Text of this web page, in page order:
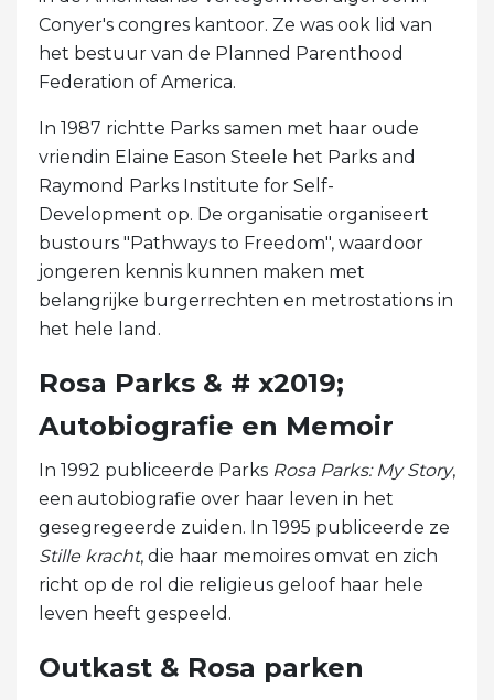
Conyer's congres kantoor. Ze was ook lid van
het bestuur van de Planned Parenthood
Federation of America.
In 1987 richtte Parks samen met haar oude
vriendin Elaine Eason Steele het Parks and
Raymond Parks Institute for Self-
Development op. De organisatie organiseert
bustours "Pathways to Freedom", waardoor
jongeren kennis kunnen maken met
belangrijke burgerrechten en metrostations in
het hele land.
Rosa Parks & # x2019;
Autobiografie en Memoir
In 1992 publiceerde Parks Rosa Parks: My Story,
een autobiografie over haar leven in het
gesegregeerde zuiden. In 1995 publiceerde ze
Stille kracht, die haar memoires omvat en zich
richt op de rol die religieus geloof haar hele
leven heeft gespeeld.
Outkast & Rosa parken